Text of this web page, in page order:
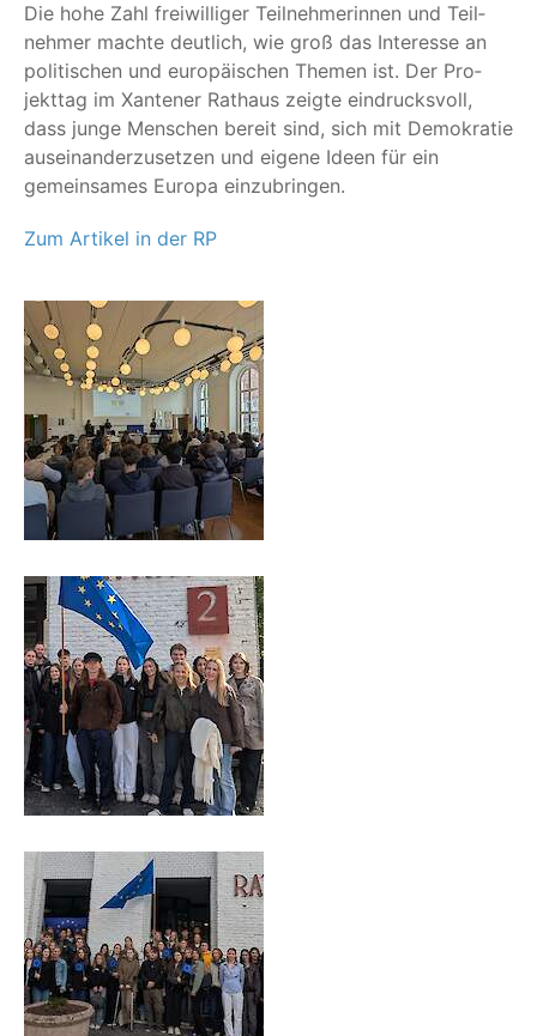
Die hohe Zahl frei­wil­li­ger Teil­neh­me­rin­nen und Teil­
neh­mer mach­te deut­lich, wie groß das Inter­es­se an
poli­ti­schen und euro­päi­schen The­men ist. Der Pro­
jekt­tag im Xan­te­ner Rat­haus zeig­te ein­drucks­voll,
dass jun­ge Men­schen bereit sind, sich mit Demo­kra­tie
aus­ein­an­der­zu­set­zen und eige­ne Ideen für ein
gemein­sa­mes Euro­pa einzubringen.
Zum Arti­kel in der RP